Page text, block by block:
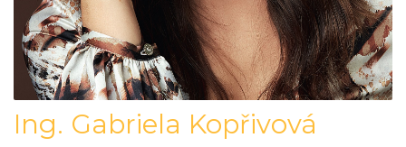
Ing. Gabriela Kopřivová